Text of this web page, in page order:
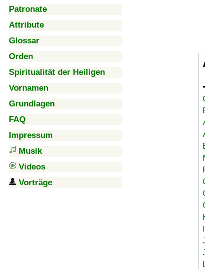
Patronate
Attribute
Glossar
Orden
Spiritualität der Heiligen
Vornamen
Grundlagen
FAQ
Impressum
Musik
Videos
Vorträge